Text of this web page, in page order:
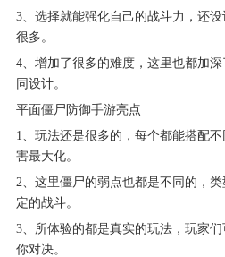
3、选择就能强化自己的战斗力，还
很多。
4、增加了很多的难度，这里也都加
同设计。
平面僵尸防御手游亮点
1、玩法还是很多的，每个都能搭配
害最大化。
2、这里僵尸的弱点也都是不同的，
定的战斗。
3、所体验的都是真实的玩法，玩家
你对决。